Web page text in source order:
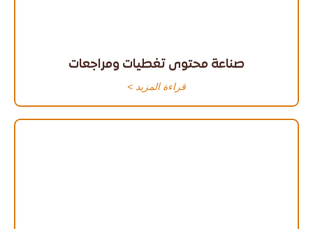
صناعة محتوى تغطيات ومراجعات
قراءة المزيد >